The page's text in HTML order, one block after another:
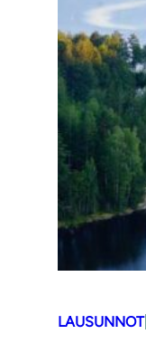
LAUSUNNOT|